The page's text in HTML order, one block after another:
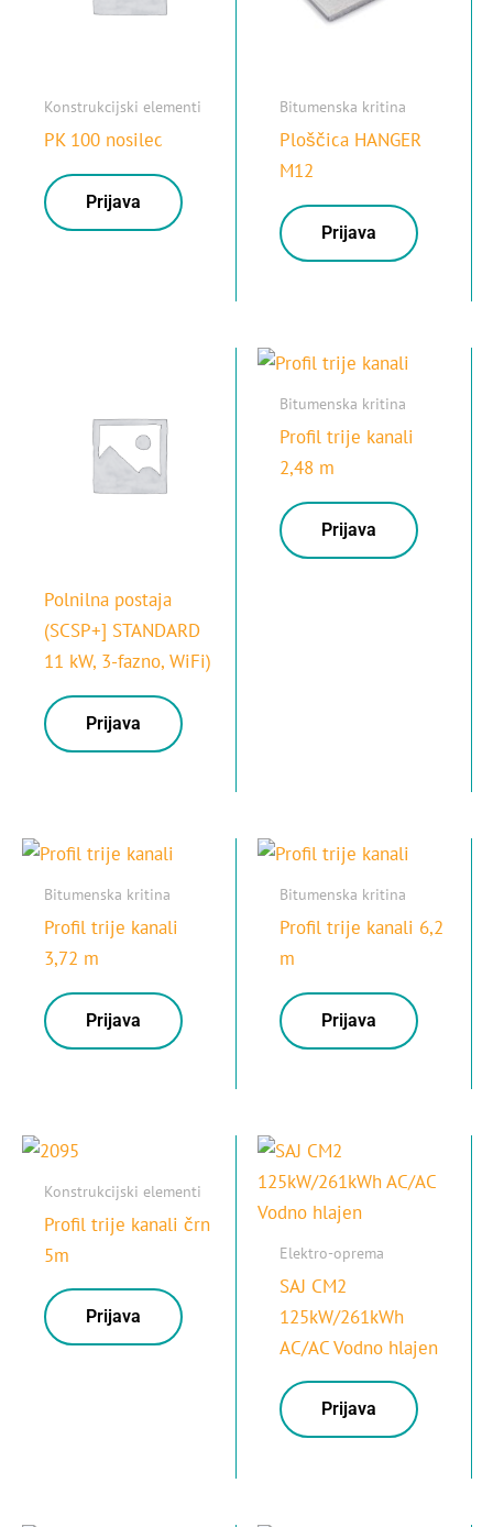
Konstrukcijski elementi
PK 100 nosilec
Prijava
Bitumenska kritina
Ploščica HANGER
M12
Prijava
Polnilna postaja
(SCSP+] STANDARD
11 kW, 3-fazno, WiFi)
Prijava
Bitumenska kritina
Profil trije kanali
2,48 m
Prijava
Bitumenska kritina
Profil trije kanali
3,72 m
Prijava
Bitumenska kritina
Profil trije kanali 6,2
m
Prijava
Konstrukcijski elementi
Profil trije kanali črn
5m
Prijava
Elektro-oprema
SAJ CM2
125kW/261kWh
AC/AC Vodno hlajen
Prijava